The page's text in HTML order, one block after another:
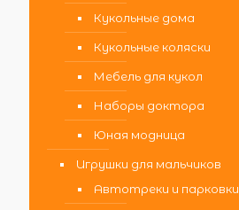
Кукольные дома
Кукольные коляски
Мебель для кукол
Наборы доктора
Юная модница
Игрушки для мальчиков
Автотреки и парковки